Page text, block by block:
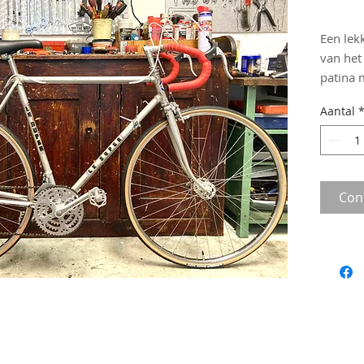
Een
van
patina
Aantal *